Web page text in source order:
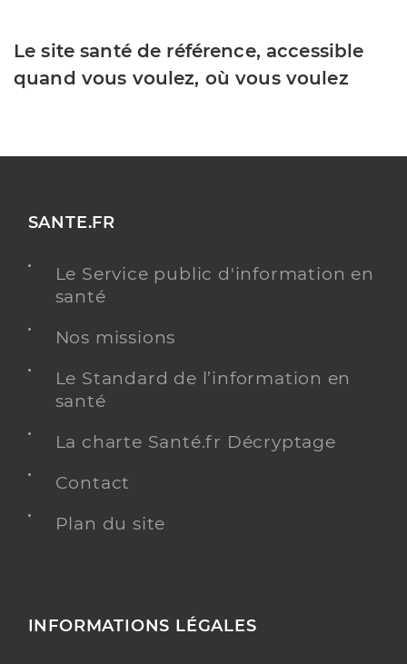
Le site santé de référence, accessible
quand vous voulez, où vous voulez
SANTE.FR
Le Service public d'information en
santé
Nos missions
Le Standard de l’information en
santé
La charte Santé.fr Décryptage
Contact
Plan du site
INFORMATIONS LÉGALES